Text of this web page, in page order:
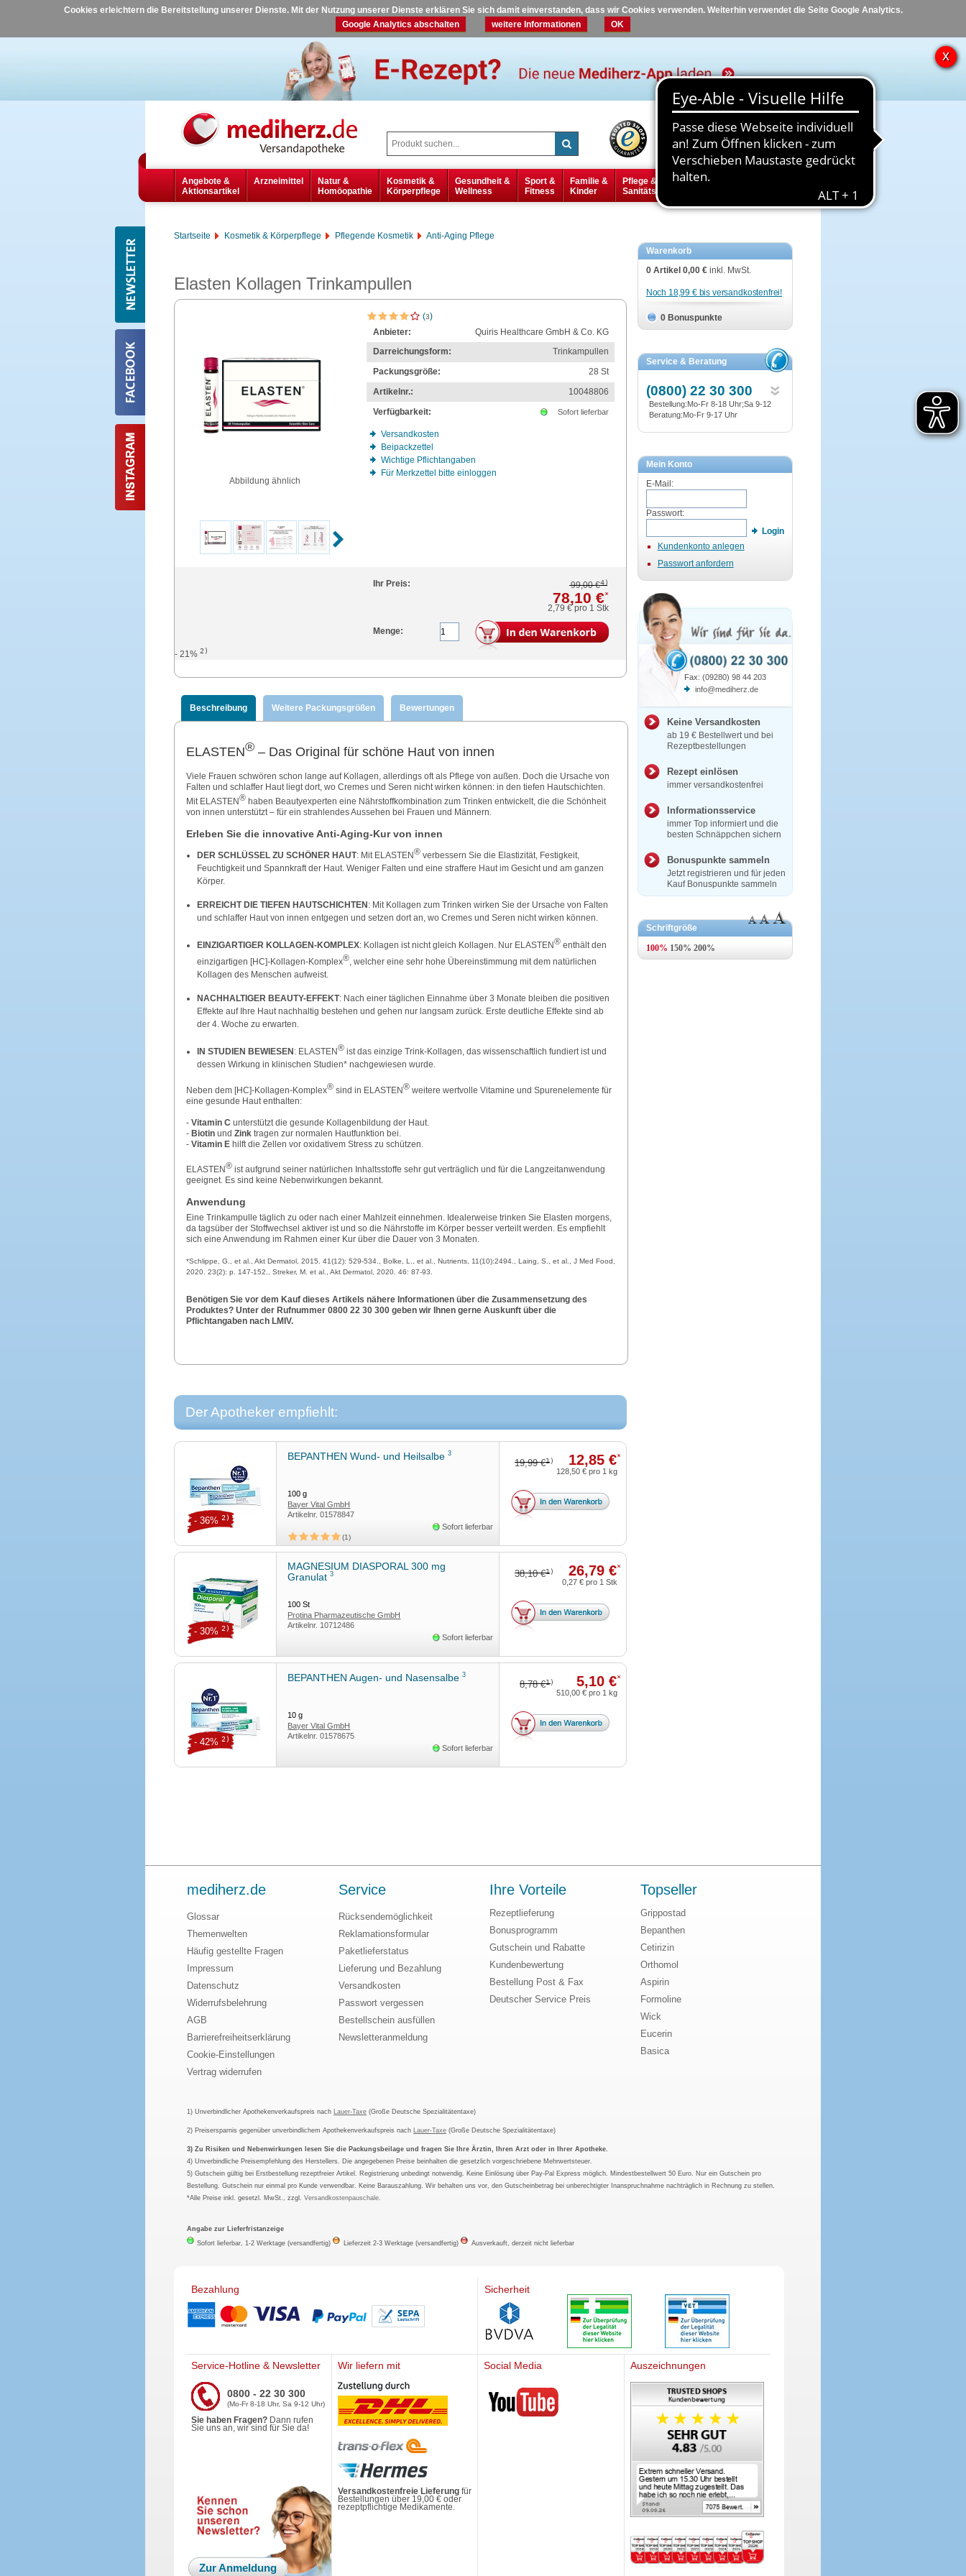
Cookies erleichtern die Bereitstellung unserer Dienste. Mit der Nutzung unserer Dienste erklären Sie sich damit einverstanden, dass wir Cookies verwenden. Weiterhin verwendet die Seite Google Analytics.
Google Analytics abschalten
weitere Informationen OK
Hilfe Kontakt
Angebote &
Aktionsartikel
Arzneimittel
Natur &
Homöopathie
Kosmetik &
Körperpflege
Gesundheit &
Wellness
Sport &
Fitness
Familie &
Kinder
Pflege &
Sanitätsbedarf
Diabetes
Startseite Kosmetik & Körperpflege Pflegende Kosmetik Anti-Aging Pflege
Elasten Kollagen Trinkampullen
Abbildung ähnlich
(3)
Anbieter:
Quiris Healthcare GmbH & Co. KG
Darreichungsform:
Trinkampullen
Packungsgröße:
28 St
Artikelnr.:
10048806
Verfügbarkeit:
Sofort lieferbar
Versandkosten
Beipackzettel
Wichtige Pflichtangaben
Für Merkzettel bitte einloggen
Ihr Preis: 99,00 €4)
78,10 €*
2,79 €pro 1 Stk
Menge:
- 21% 2)
Beschreibung Weitere Packungsgrößen Bewertungen
ELASTEN®– Das Original für schöne Haut von innen
Viele Frauen schwören schon lange auf Kollagen, allerdings oft als Pflege von außen. Doch die Ursache von
Falten und schlaffer Haut liegt dort, wo Cremes und Seren nicht wirken können: in den tiefen Hautschichten.
Mit ELASTEN®haben Beautyexperten eine Nährstoffkombination zum Trinken entwickelt, die die Schönheit
von innen unterstützt – für ein strahlendes Aussehen bei Frauen und Männern.
Erleben Sie die innovative Anti-Aging-Kur von innen
DER SCHLÜSSEL ZU SCHÖNER HAUT: Mit ELASTEN®verbessern Sie die Elastizität, Festigkeit,
Feuchtigkeit und Spannkraft der Haut. Weniger Falten und eine straffere Haut im Gesicht und am ganzen
Körper.
ERREICHT DIE TIEFEN HAUTSCHICHTEN: Mit Kollagen zum Trinken wirken Sie der Ursache von Falten
und schlaffer Haut von innen entgegen und setzen dort an, wo Cremes und Seren nicht wirken können.
EINZIGARTIGER KOLLAGEN-KOMPLEX: Kollagen ist nicht gleich Kollagen. Nur ELASTEN®enthält den
einzigartigen [HC]-Kollagen-Komplex®, welcher eine sehr hohe Übereinstimmung mit dem natürlichen
Kollagen des Menschen aufweist.
NACHHALTIGER BEAUTY-EFFEKT: Nach einer täglichen Einnahme über 3 Monate bleiben die positiven
Effekte auf Ihre Haut nachhaltig bestehen und gehen nur langsam zurück. Erste deutliche Effekte sind ab
der 4. Woche zu erwarten.
IN STUDIEN BEWIESEN: ELASTEN®ist das einzige Trink-Kollagen, das wissenschaftlich fundiert ist und
dessen Wirkung in klinischen Studien* nachgewiesen wurde.
Neben dem [HC]-Kollagen-Komplex®sind in ELASTEN®weitere wertvolle Vitamine und Spurenelemente für
eine gesunde Haut enthalten:
- Vitamin C unterstützt die gesunde Kollagenbildung der Haut.
- Biotinund Zinktragen zur normalen Hautfunktion bei.
- Vitamin Ehilft die Zellen vor oxidativem Stress zu schützen.
ELASTEN®ist aufgrund seiner natürlichen Inhaltsstoffe sehr gut verträglich und für die Langzeitanwendung
geeignet. Es sind keine Nebenwirkungen bekannt.
Anwendung
Eine Trinkampulle täglich zu oder nach einer Mahlzeit einnehmen. Idealerweise trinken Sie Elasten morgens,
da tagsüber der Stoffwechsel aktiver ist und so die Nährstoffe im Körper besser verteilt werden. Es empfiehlt
sich eine Anwendung im Rahmen einer Kur über die Dauer von 3 Monaten.
*Schlippe, G., et al., Akt Dermatol, 2015. 41(12): 529-534., Bolke, L., et al., Nutrients, 11(10):2494., Laing, S., et al., J Med Food,
2020. 23(2): p. 147-152., Streker, M. et al., Akt Dermatol, 2020. 46: 87-93.
Benötigen Sie vor dem Kauf dieses Artikels nähere Informationen über die Zusammensetzung des
Produktes? Unter der Rufnummer 0800 22 30 300 geben wir Ihnen gerne Auskunft über die
Pflichtangaben nach LMIV.
Der Apotheker empfiehlt:
BEPANTHEN Wund- und Heilsalbe3
100g
Bayer Vital GmbH
Artikelnr.01578847
Sofort lieferbar
1
19,99 €1) 12,85 €*
- 36% 2)
128,50 € pro 1 kg
MAGNESIUM DIASPORAL 300 mg
Granulat3
100St
Protina Pharmazeutische GmbH
Artikelnr. 10712486
Sofort lieferbar
38,10 €1) 26,79 €*
- 30% 2)
0,27 € pro 1 Stk
BEPANTHEN Augen- und Nasensalbe3
10g
Bayer Vital GmbH
Artikelnr.01578675
Sofort lieferbar
8,78 €1) 5,10 €*
- 42% 2)
510,00 € pro 1 kg
Warenkorb
0 Artikel 0,00 € inkl. MwSt.
Noch 18,99 € bis versandkostenfrei!
0 Bonuspunkte
Service & Beratung
(0800) 22 30 300
Bestellung:Mo-Fr 8-18 Uhr;Sa 9-12
Beratung:Mo-Fr 9-17 Uhr
Mein Konto
E-Mail:
Passwort:
Login
Kundenkonto anlegen
Passwort anfordern
Fax: (09280) 98 44 203
info@mediherz.de
Keine Versandkosten
ab 19 € Bestellwert und bei
Rezeptbestellungen
Rezept einlösen
immer versandkostenfrei
Informationsservice
immer Top informiert und die
besten Schnäppchen sichern
Bonuspunkte sammeln
Jetzt registrieren und für jeden
Kauf Bonuspunkte sammeln
Schriftgröße
mediherz.de
Glossar
Themenwelten
Häufig gestellte Fragen
Impressum
Datenschutz
Widerrufsbelehrung
AGB
Barrierefreiheitserklärung
Cookie-Einstellungen
Vertrag widerrufen
Service
Rücksendemöglichkeit
Reklamationsformular
Paketlieferstatus
Lieferung und Bezahlung
Versandkosten
Passwort vergessen
Bestellschein ausfüllen
Newsletteranmeldung
Ihre Vorteile
Rezeptlieferung
Bonusprogramm
Gutschein und Rabatte
Kundenbewertung
Bestellung Post & Fax
Deutscher Service Preis
Topseller
Grippostad
Bepanthen
Cetirizin
Orthomol
Aspirin
Formoline
Wick
Eucerin
Basica
1) Unverbindlicher Apothekenverkaufspreis nach Lauer-Taxe (Große Deutsche Spezialitätentaxe)
2) Preisersparnis gegenüber unverbindlichem Apothekenverkaufspreis nach Lauer-Taxe (Große Deutsche Spezialitätentaxe)
3) Zu Risiken und Nebenwirkungen lesen Sie die Packungsbeilage und fragen Sie Ihre Ärztin, Ihren Arzt oder in Ihrer Apotheke.
4) Unverbindliche Preisempfehlung des Herstellers. Die angegebenen Preise beinhalten die gesetzlich vorgeschriebene Mehrwertsteuer.
5) Gutschein gültig bei Erstbestellung rezeptfreier Artikel. Registrierung unbedingt notwendig. Keine Einlösung über Pay-Pal Express möglich. Mindestbestellwert 50 Euro. Nur ein Gutschein pro
Bestellung. Gutschein nur einmal pro Kunde verwendbar. Keine Barauszahlung. Wir behalten uns vor, den Gutscheinbetrag bei unberechtigter Inanspruchnahme nachträglich in Rechnung zu stellen.
*Alle Preise inkl. gesetzl. MwSt., zzgl.Versandkostenpauschale
Angabe zur Lieferfristanzeige
Sofort lieferbar, 1-2 Werktage (versandfertig)
Lieferzeit 2-3 Werktage (versandfertig) Ausverkauft, derzeit nicht lieferbar
Bezahlung Sicherheit
Service-Hotline & Newsletter
0800 - 22 30 300
(Mo-Fr 8-18 Uhr, Sa 9-12 Uhr)
Sie haben Fragen? Dann rufen
Sie uns an, wir sind für Sie da!
Zur Anmeldung
Wir liefern mit
Versandkostenfreie Lieferungfür
Bestellungen über 19,00 € oder
rezeptpflichtige Medikamente.
Social Media
Mediherz
Auszeichnungen